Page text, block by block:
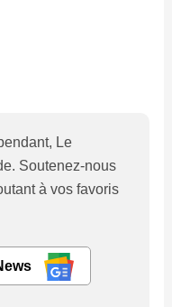
Le
Soutenez-nous
à vos favoris